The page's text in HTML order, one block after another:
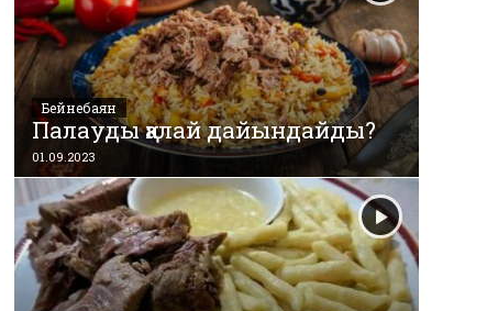
Бейнебаян
Палауды қалай дайындайды?
01.09.2023